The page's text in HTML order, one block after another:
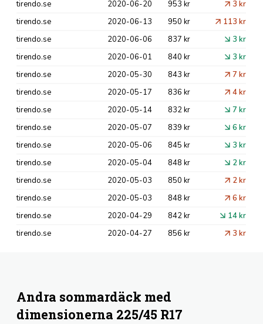
tirendo.se 2020-06-20 953 kr
3 kr
tirendo.se
2020-06-13 950 kr
113 kr
tirendo.se
2020-06-06 837 kr
3 kr
tirendo.se
2020-06-01 840 kr
3 kr
tirendo.se
2020-05-30 843 kr
7 kr
tirendo.se
2020-05-17 836 kr
4 kr
tirendo.se
2020-05-14 832 kr
7 kr
tirendo.se
2020-05-07 839 kr
6 kr
tirendo.se
2020-05-06 845 kr
3 kr
tirendo.se
2020-05-04 848 kr
2 kr
tirendo.se
2020-05-03 850 kr
2 kr
tirendo.se
2020-05-03 848 kr
6 kr
tirendo.se
2020-04-29 842 kr
14 kr
tirendo.se
2020-04-27 856 kr 3 kr
Andra sommardäck med
dimensionerna 225/45 R17